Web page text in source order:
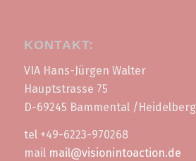
KONTAKT:
VIA Hans-Jürgen Walter
Hauptstrasse 75
D-69245 Bammental /Heidelberg
tel +49-6223-970268
mail mail@visionintoaction.de